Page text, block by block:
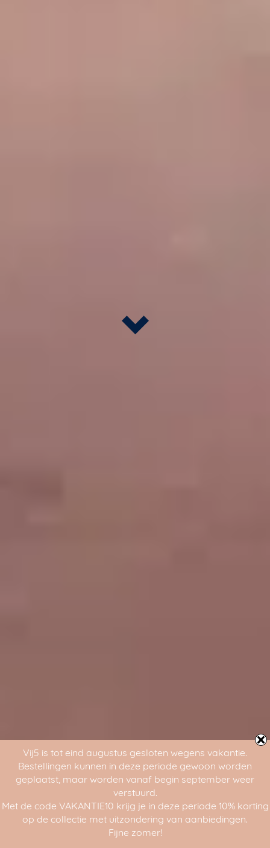
Vij5 is tot eind augustus gesloten wegens vakantie.
Bestellingen kunnen in deze periode gewoon worden
geplaatst, maar worden vanaf begin september weer
verstuurd.
Met de code VAKANTIE10 krijg je in deze periode 10% korting
op de collectie met uitzondering van aanbiedingen.
Fijne zomer!